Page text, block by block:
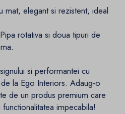
elegant si rezistent, ideal
rotativa si doua tipuri de
si performantei cu
la Ego Interiors. Adaug-o
de un produs premium care
impecabila!